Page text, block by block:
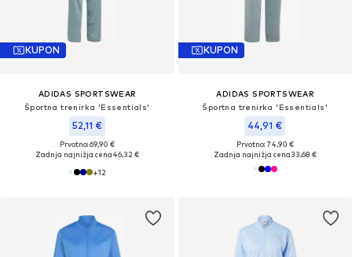
KUPON
ADIDAS SPORTSWEAR
Športna trenirka 'Essentials'
52,11 €
Prvotno: 69,90 €
Zadnja najnižja cena46,32 €
+12
KUPON
ADIDAS SPORTSWEAR
Športna trenirka 'Essentials'
44,91 €
Prvotno: 74,90 €
Zadnja najnižja cena33,68 €